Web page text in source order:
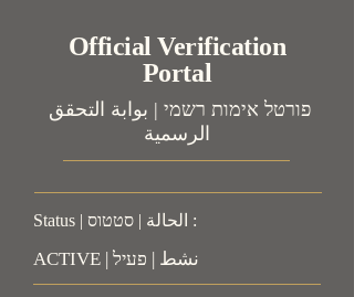
Official Verification
Portal
الرسمية
Status | الحالة | סטטוס :
ACTIVE | نشط | פעיל